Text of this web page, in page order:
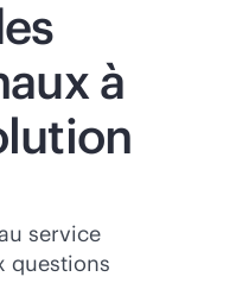
à
service
questions